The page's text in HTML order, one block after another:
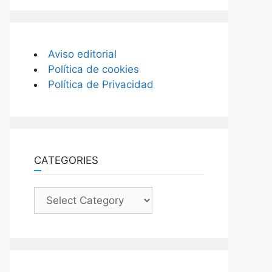
Aviso editorial
Política de cookies
Política de Privacidad
CATEGORIES
Categories